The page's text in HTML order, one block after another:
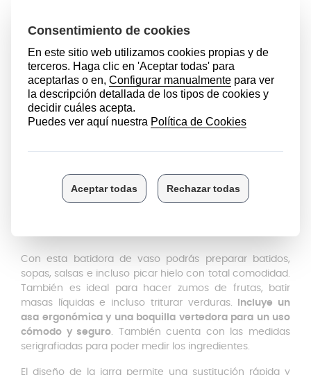
caer, por lo que en Anakel Home disponemos del
recambio del vaso de esta licuadora.
El recambio de la jarra de cristal está graduado y
cuenta con una capacidad de 1,50 litroscon boca de
vertido y distintas unidades de medición ml y oz. Está
fabricada envidrio de alta calidad, resistente a
de la batidora y un asa resistente para soportar el peso
de las mezclas. Esta jarra de batidora de vaso es un
producto original que asegura el mismo nivel de
Con esta batidora de vaso podrás preparar batidos,
sopas, salsas e incluso picar hielo con total comodidad.
También es ideal para hacer zumos de frutas, batir
masas líquidas e incluso triturar verduras.
Incluye un
asa ergonómica y una boquilla vertedora para un uso
cómodo y seguro. También cuenta con las medidas
serigrafiadas para poder medir los ingredientes.
El diseño de la jarra permite una sustitución rápida y